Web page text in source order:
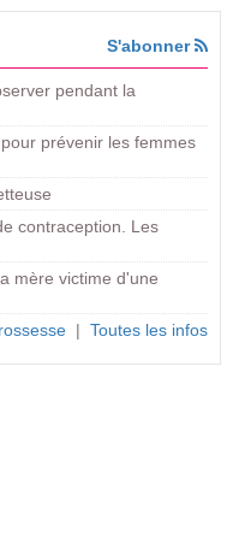
S'abonner
pendant la
prévenir les femmes
contraception. Les
mère victime d'une
| Toutes les infos